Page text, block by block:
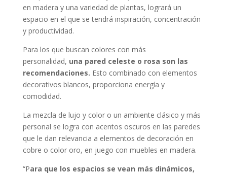
en madera y una variedad de plantas, logrará un
espacio en el que se tendrá inspiración, concentración
y productividad.
Para los que buscan colores con más
personalidad, una pared celeste o rosa son las
recomendaciones. Esto combinado con elementos
decorativos blancos, proporciona energía y
comodidad.
La mezcla de lujo y color o un ambiente clásico y más
personal se logra con acentos oscuros en las paredes
que le dan relevancia a elementos de decoración en
cobre o color oro, en juego con muebles en madera.
“Para que los espacios se vean más dinámicos,